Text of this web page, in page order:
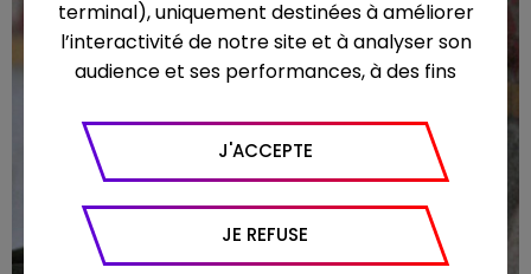
terminal), uniquement destinées à améliorer
l’interactivité de notre site et à analyser son
audience et ses performances, à des fins
Google Analytics pour générer des rapports
sur le trafic (nombre de visites, temps passé
sur le site, nombre de pages vues en moyenne,
appareil et navigateur utilisé, emplacement
géographique), l’origine du trafic et la
J'ACCEPTE
JE REFUSE